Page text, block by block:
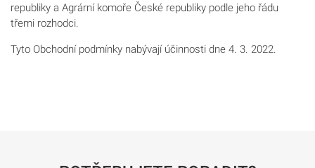
republiky a Agrární komoře České republiky podle jeho řádu
třemi rozhodci.
Tyto Obchodní podmínky nabývají účinnosti dne 4. 3. 2022.